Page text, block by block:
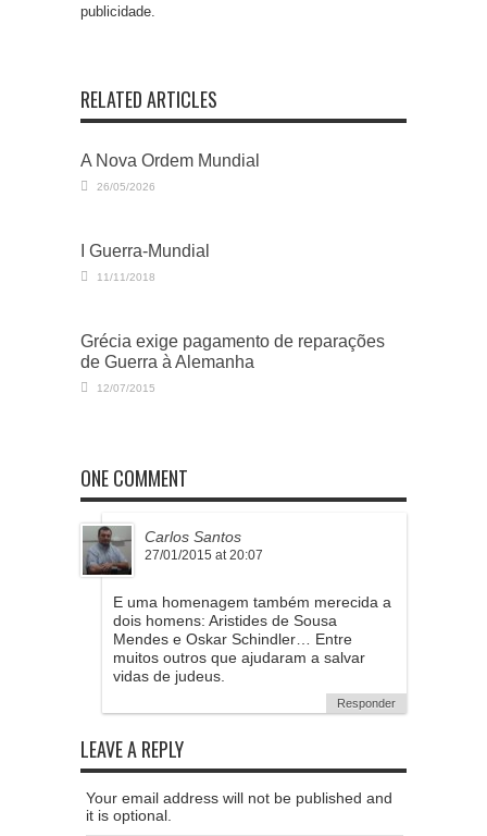
publicidade.
RELATED ARTICLES
A Nova Ordem Mundial
26/05/2026
I Guerra-Mundial
11/11/2018
Grécia exige pagamento de reparações
de Guerra à Alemanha
12/07/2015
ONE COMMENT
Carlos Santos
27/01/2015 at 20:07
E uma homenagem também merecida a
dois homens: Aristides de Sousa
Mendes e Oskar Schindler… Entre
muitos outros que ajudaram a salvar
vidas de judeus.
Responder
LEAVE A REPLY
Your email address will not be published and
it is optional.